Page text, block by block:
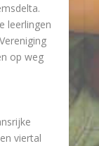
leerlingen
op weg
viertal